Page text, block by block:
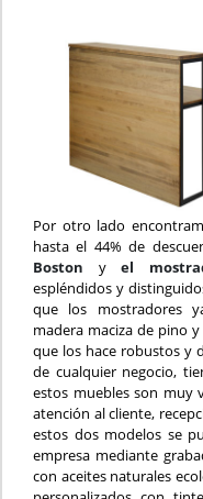
Por otro lado
hasta el 44% de
Boston yel
espléndidos y
que los mostradores
madera maciza de pino
que los hace robustos y
de cualquier negocio,
estos muebles son muy
atención al cliente,
estos dos modelos se
empresa mediante
con aceites naturales